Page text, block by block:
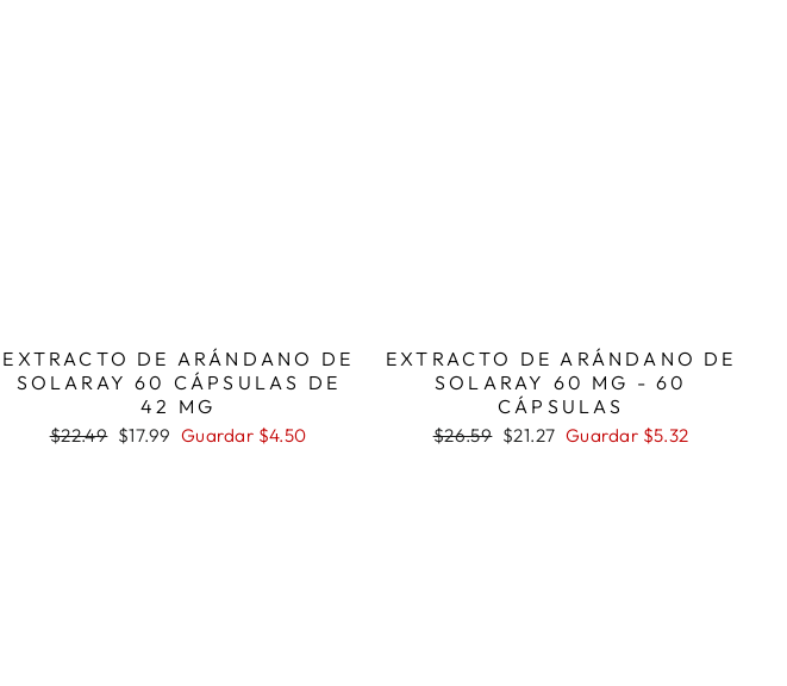
EXTRACTO DE ARÁNDANO DE
SOLARAY 60 CÁPSULAS DE
42 MG
Precio
$22.49 Precio
$17.99 Guardar $4.50
EXTRACTO DE ARÁNDANO DE
SOLARAY 60 MG - 60
CÁPSULAS
Precio
$26.59 Precio
$21.27 Guardar $5.32